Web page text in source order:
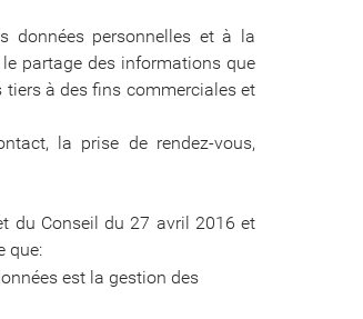
données personnelles et à la
partage des informations que
tiers à des fins commerciales et
la prise de rendez-vous,
du Conseil du 27 avril 2016 et
que:
est la gestion des